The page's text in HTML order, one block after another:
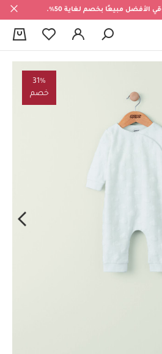
الأفضل مبيعًا بخصم لغاية 50%.
31%
خصم